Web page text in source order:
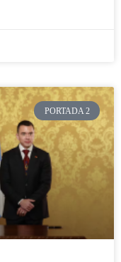
PORTADA 2